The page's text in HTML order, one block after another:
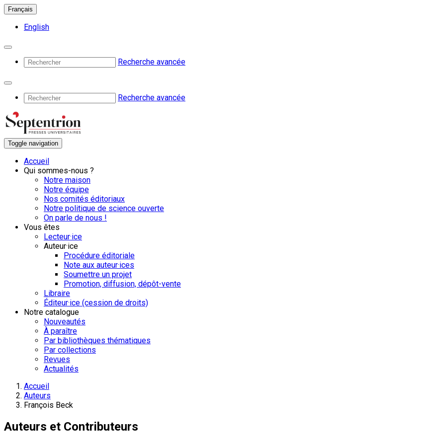
Français
English
Recherche avancée
Recherche avancée
Toggle navigation
Accueil
Qui sommes-nous ?
Notre maison
Notre équipe
Nos comités éditoriaux
Notre politique de science ouverte
On parle de nous !
Vous êtes
Lecteur·ice
Auteur·ice
Procédure éditoriale
Note aux auteur·ices
Soumettre un projet
Promotion, diffusion, dépôt-vente
Libraire
Éditeur·ice (cession de droits)
Notre catalogue
Nouveautés
À paraître
Par bibliothèques thématiques
Par collections
Revues
Actualités
Accueil
Auteurs
François Beck
Auteurs et Contributeurs